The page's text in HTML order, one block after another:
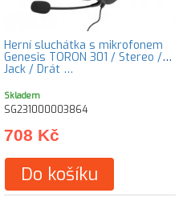
Herní sluchátka s mikrofonem
Genesis TORON 301 / Stereo /
Jack / Drát …
Skladem
SG231000003864
708 Kč
Do košíku